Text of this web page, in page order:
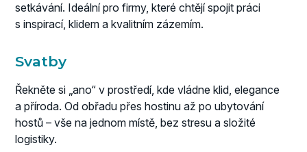
setkávání. Ideální pro firmy, které chtějí spojit práci
s inspirací, klidem a kvalitním zázemím.
Svatby
Řekněte si „ano“ v prostředí, kde vládne klid, elegance
a příroda. Od obřadu přes hostinu až po ubytování
hostů – vše na jednom místě, bez stresu a složité
logistiky.